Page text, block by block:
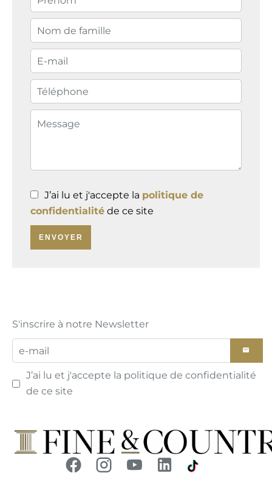
J’ai lu et j'accepte la politique de
confidentialité de ce site
ENVOYER
S'inscrire à notre Newsletter
J’ai lu et j'accepte la politique de confidentialité
de ce site